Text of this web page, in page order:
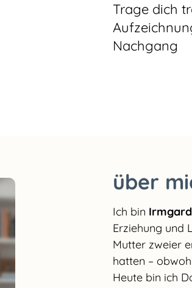
Trage dich
Nachgang
über
Ich bin
Erziehung und
Mutter zweier
hatten –
Heute bin ich